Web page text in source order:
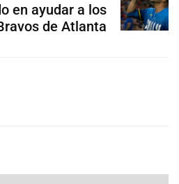
en ayudar a los
de Atlanta